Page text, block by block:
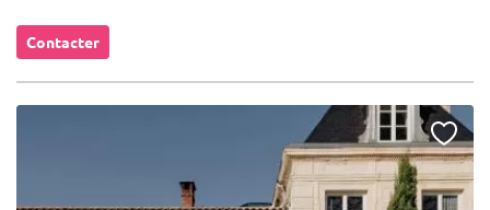
Contacter